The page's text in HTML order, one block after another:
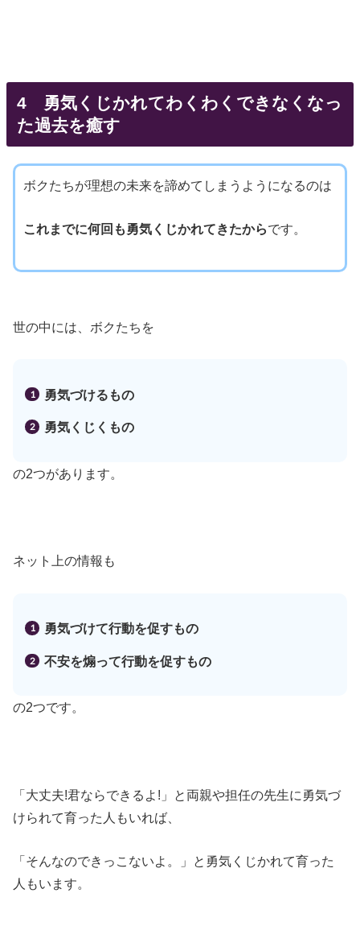
4 勇気くじかれてわくわくできなくなっ
た過去を癒す
ボクたちが理想の未来を諦めてしまうようになるのは
これまでに何回も勇気くじかれてきたからです。
世の中には、ボクたちを
勇気づけるもの
勇気くじくもの
の2つがあります。
ネット上の情報も
勇気づけて行動を促すもの
不安を煽って行動を促すもの
の2つです。
「大丈夫!君ならできるよ!」と両親や担任の先生に勇気づ
けられて育った人もいれば、
「そんなのできっこないよ。」と勇気くじかれて育った
人もいます。